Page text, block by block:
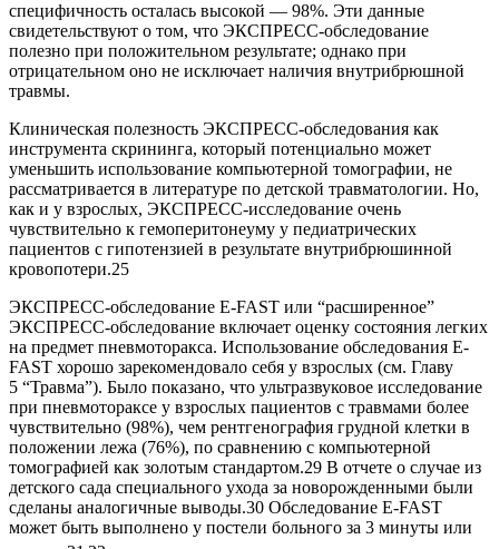
специфичность осталась высокой — 98%. Эти данные
свидетельствуют о том, что ЭКСПРЕСС-обследование
полезно при положительном результате; однако при
отрицательном оно не исключает наличия внутрибрюшной
травмы.
Клиническая полезность ЭКСПРЕСС-обследования как
инструмента скрининга, который потенциально может
уменьшить использование компьютерной томографии, не
рассматривается в литературе по детской травматологии. Но,
как и у взрослых, ЭКСПРЕСС-исследование очень
чувствительно к гемоперитонеуму у педиатрических
пациентов с гипотензией в результате внутрибрюшинной
кровопотери.25
ЭКСПРЕСС-обследование E-FAST или “расширенное”
ЭКСПРЕСС-обследование включает оценку состояния легких
на предмет пневмоторакса. Использование обследования E-
FAST хорошо зарекомендовало себя у взрослых (см. Главу
5 “Травма”). Было показано, что ультразвуковое исследование
при пневмотораксе у взрослых пациентов с травмами более
чувствительно (98%), чем рентгенография грудной клетки в
положении лежа (76%), по сравнению с компьютерной
томографией как золотым стандартом.29 В отчете о случае из
детского сада специального ухода за новорожденными были
сделаны аналогичные выводы.30 Обследование E-FAST
может быть выполнено у постели больного за 3 минуты или